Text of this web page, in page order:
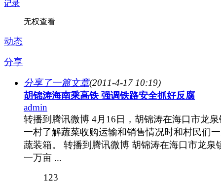
记录
无权查看
动态
分享
分享了一篇文章(2011-4-17 10:19)
胡锦涛海南乘高铁 强调铁路安全抓好反腐
admin
转播到腾讯微博 4月16日，胡锦涛在海口市龙
一村了解蔬菜收购运输和销售情况时和村民们
蔬装箱。 转播到腾讯微博 胡锦涛在海口市龙泉
一万亩 ...
123